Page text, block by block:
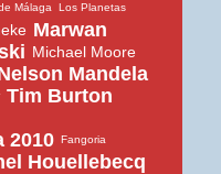
Málaga
Los Planetas
Marwan
Michael Moore
Mandela
Tim Burton
2010 Fangoria
Houellebecq